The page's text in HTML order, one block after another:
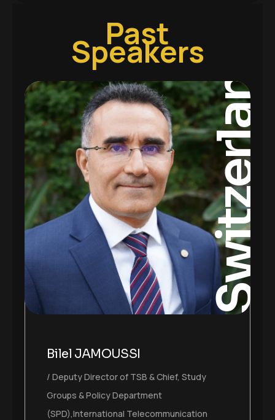
Past
SpeakersSwitzerland
Bilel JAMOUSSI
Deputy Director of TSB & Chief, Study
Groups & Policy Department
(SPD),International Telecommunication